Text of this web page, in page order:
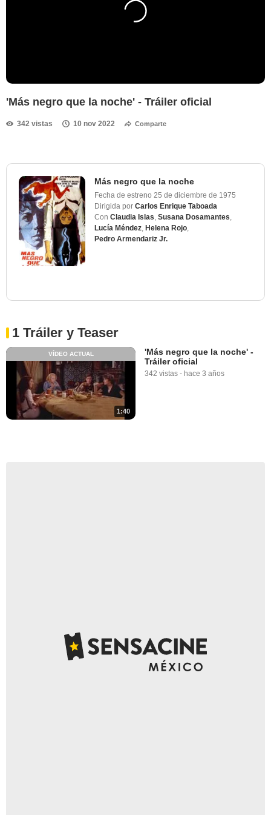
'Más negro que la noche' - Tráiler oficial
342 vistas 10 nov 2022 Comparte
Más negro que la noche
Fecha de estreno 25 de diciembre de 1975
Dirigida por Carlos Enrique Taboada
Con Claudia Islas Susana Dosamantes
Lucía Méndez Helena Rojo
Pedro Armendariz Jr.
1 Tráiler y Teaser
1:40
VÍDEO ACTUAL
'Más negro que la noche' -
Tráiler oficial
342 vistas - hace 3 años